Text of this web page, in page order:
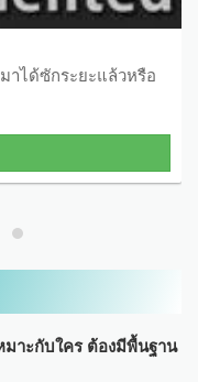
าได้ซักระยะแล้วหรือ
มาะกับใคร ต้องมีพื้นฐาน